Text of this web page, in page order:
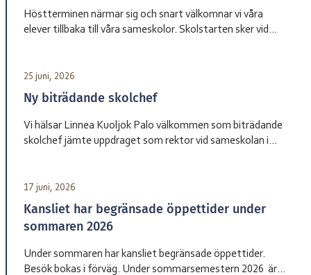
Höstterminen närmar sig och snart välkomnar vi våra
elever tillbaka till våra sameskolor. Skolstarten sker vid
Jåhkåmåhkke 20 augusti Vårdnadshavare får information
från respektive skola om tider för första skoldagen och
annan praktisk information inför terminsstarten. Vi ser
fram […]
25 juni, 2026
Ny biträdande skolchef
Vi hälsar Linnea Kuoljok Palo välkommen som biträdande
skolchef jämte uppdraget som rektor vid sameskolan i
17 juni, 2026
Kansliet har begränsade öppettider under
sommaren 2026
Under sommaren har kansliet begränsade öppettider.
Besök bokas i förväg. Under sommarsemestern 2026 är